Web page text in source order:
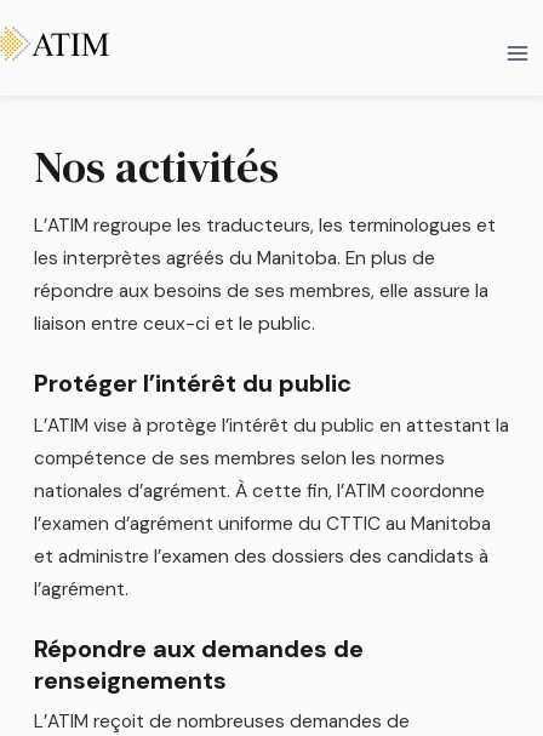
au
Nos activités
L’ATIM regroupe les traducteurs, les terminologues et
les interprètes agréés du Manitoba. En plus de
répondre aux besoins de ses membres, elle assure la
liaison entre ceux-ci et le public.
Protéger l’intérêt du public
L’ATIM vise à protège l’intérêt du public en attestant la
compétence de ses membres selon les normes
nationales d’agrément. À cette fin, l’ATIM coordonne
l’examen d’agrément uniforme du CTTIC au Manitoba
et administre l’examen des dossiers des candidats à
l’agrément.
Répondre aux demandes de
renseignements
L’ATIM reçoit de nombreuses demandes de